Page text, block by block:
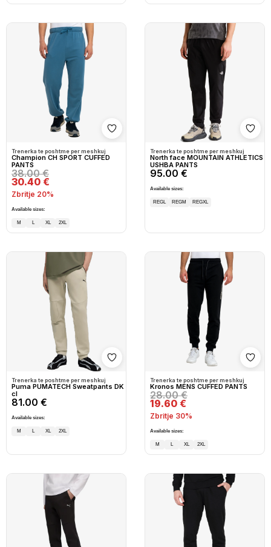
Shto në wishlist
Trenerka te poshtme per meshkuj
Champion CH SPORT CUFFED
PANTS
38.00 €
30.40 €
Zbritje 20%
Available sizes:
M L XL 2XL
Trenerka te poshtme per meshkuj
North face MOUNTAIN ATHLETICS
USHBA PANTS
95.00 €
Available sizes:
REGL REGM REGXL
Shto në wishlist
Trenerka te poshtme per meshkuj
Puma PUMATECH Sweatpants DK
cl
81.00 €
Available sizes:
M L XL 2XL
Trenerka te poshtme per meshkuj
Kronos MENS CUFFED PANTS
28.00 €
19.60 €
Zbritje 30%
Available sizes:
M L XL 2XL